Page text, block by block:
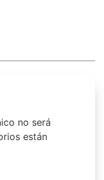
no será
están